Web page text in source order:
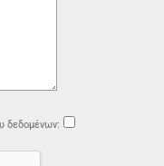
δεδομένων: